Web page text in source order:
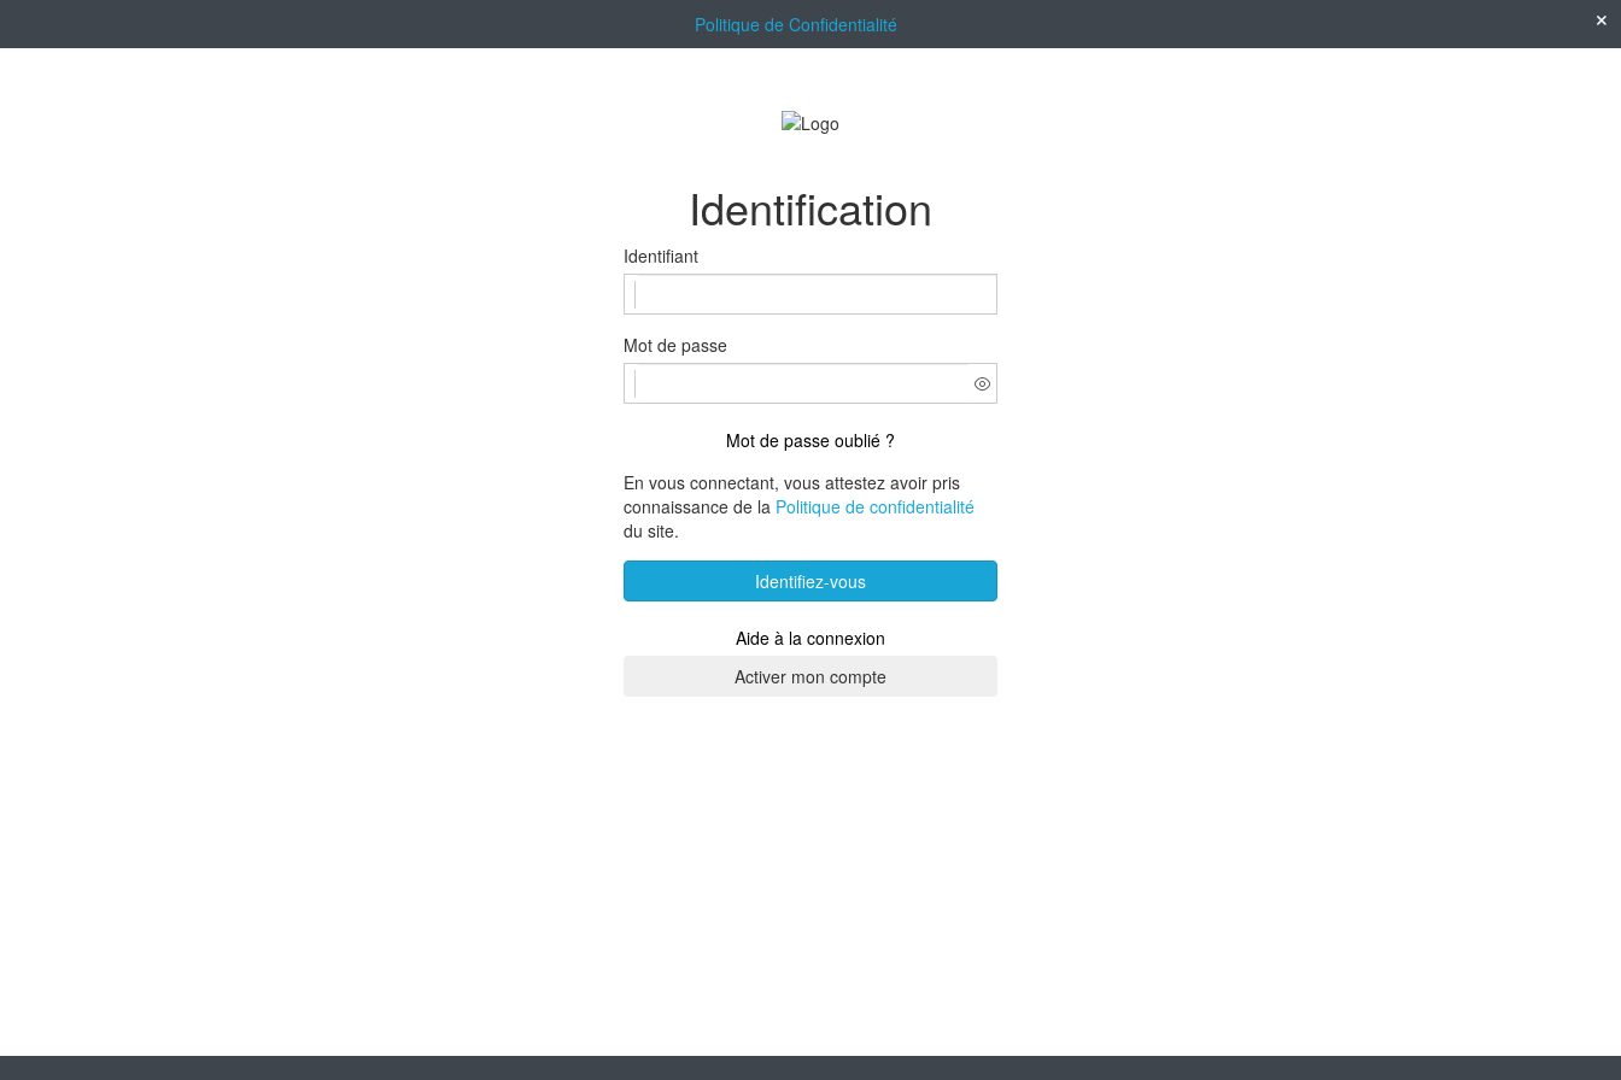
Politique de Confidentialité
Identification
Identifiant
Mot de passe
Mot de passe oublié ?
En vous connectant, vous attestez avoir pris
connaissance de la Politique de confidentialité
du site.
Identifiez-vous
Aide à la connexion